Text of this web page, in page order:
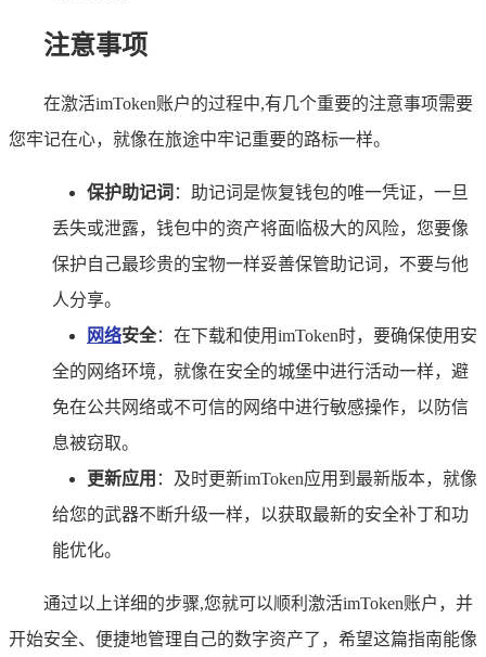
注意事项
在激活imToken账户的过程中,有几个重要的注意事项需要
您牢记在心，就像在旅途中牢记重要的路标一样。
保护助记词 ：助记词是恢复钱包的唯一凭证，一旦
丢失或泄露，钱包中的资产将面临极大的风险，您要像
保护自己最珍贵的宝物一样妥善保管助记词，不要与他
人分享。
网络安全：在下载和使用imToken时，要确保使用安
全的网络环境，就像在安全的城堡中进行活动一样，避
免在公共网络或不可信的网络中进行敏感操作，以防信
息被窃取。
更新应用 ：及时更新imToken应用到最新版本，就像
给您的武器不断升级一样，以获取最新的安全补丁和功
能优化。
通过以上详细的步骤,您就可以顺利激活imToken账户，并
开始安全、便捷地管理自己的数字资产了，希望这篇指南能像